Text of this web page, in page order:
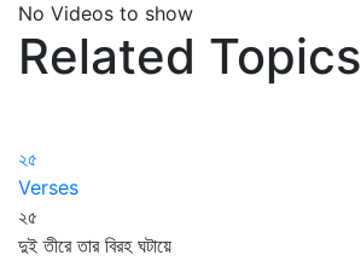
No Videos to show
Related Topics
২৫
Verses
২৫
দুই তীরে তার বিরহ ঘটায়ে